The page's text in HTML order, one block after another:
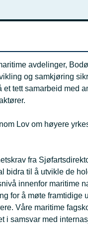
avdelinger,
og samkjøring
tett samarbeid med
Lov om høyere
fra
bidra til å utvikle de
innenfor maritime
for å møte framtidige
Våre maritime
i samsvar med